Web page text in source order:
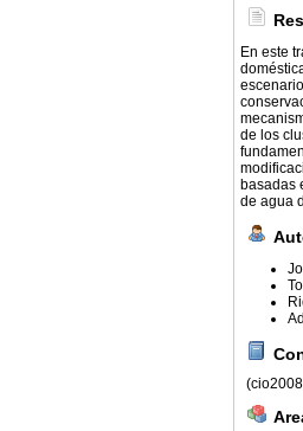
En este
de los
basadas
de agua